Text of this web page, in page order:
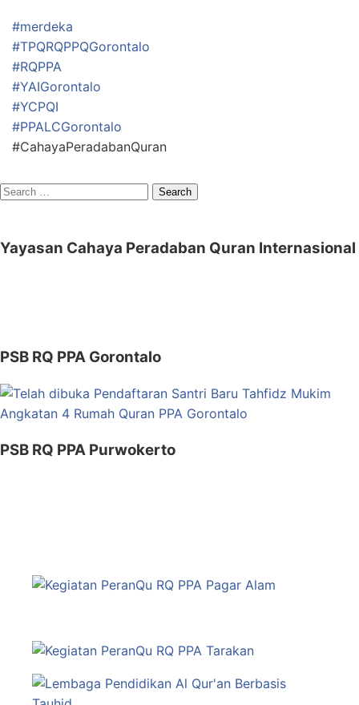
#merdeka
#TPQRQPPQGorontalo
#RQPPA
#YAIGorontalo
#YCPQI
#PPALCGorontalo
#CahayaPeradabanQuran
Search
Yayasan Cahaya Peradaban Quran Internasional
PSB RQ PPA Gorontalo
PSB RQ PPA Purwokerto